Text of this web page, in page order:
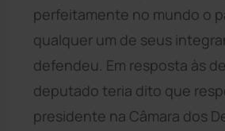
perfeitamente no mundo o
qualquer um de seus
defendeu. Em resposta às
deputado teria dito que
presidente na Câmara dos